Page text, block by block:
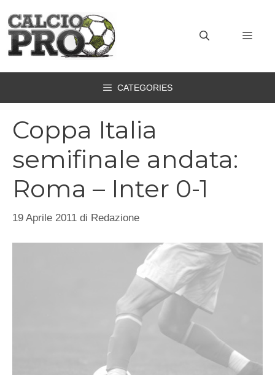
contenuto
CATEGORIES
Coppa Italia
semifinale andata:
Roma – Inter 0-1
19 Aprile 2011 di Redazione